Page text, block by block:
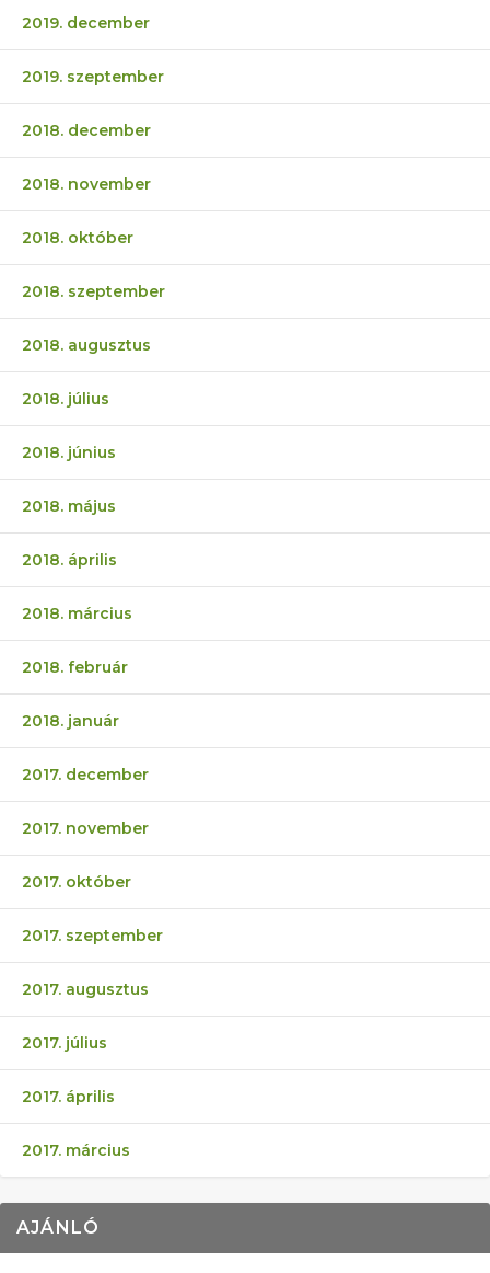
2019. december
2019. szeptember
2018. december
2018. november
2018. október
2018. szeptember
2018. augusztus
2018. július
2018. június
2018. május
2018. április
2018. március
2018. február
2018. január
2017. december
2017. november
2017. október
2017. szeptember
2017. augusztus
2017. július
2017. április
2017. március
AJÁNLÓ